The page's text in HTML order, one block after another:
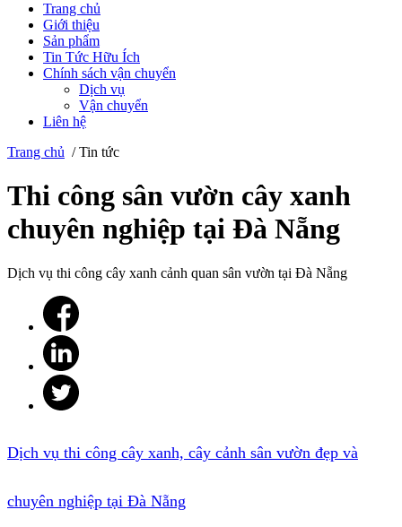
Trang chủ
Giới thiệu
Sản phẩm
Tin Tức Hữu Ích
Chính sách vận chuyển
Dịch vụ
Vận chuyển
Liên hệ
Trang chủ /Tin tức
Thi công sân vườn cây xanh
chuyên nghiệp tại Đà Nẵng
Dịch vụ thi công cây xanh cảnh quan sân vườn tại Đà Nẵng
Dịch vụ thi công cây xanh, cây cảnh sân vườn đẹp và
chuyên nghiệp tại Đà Nẵng